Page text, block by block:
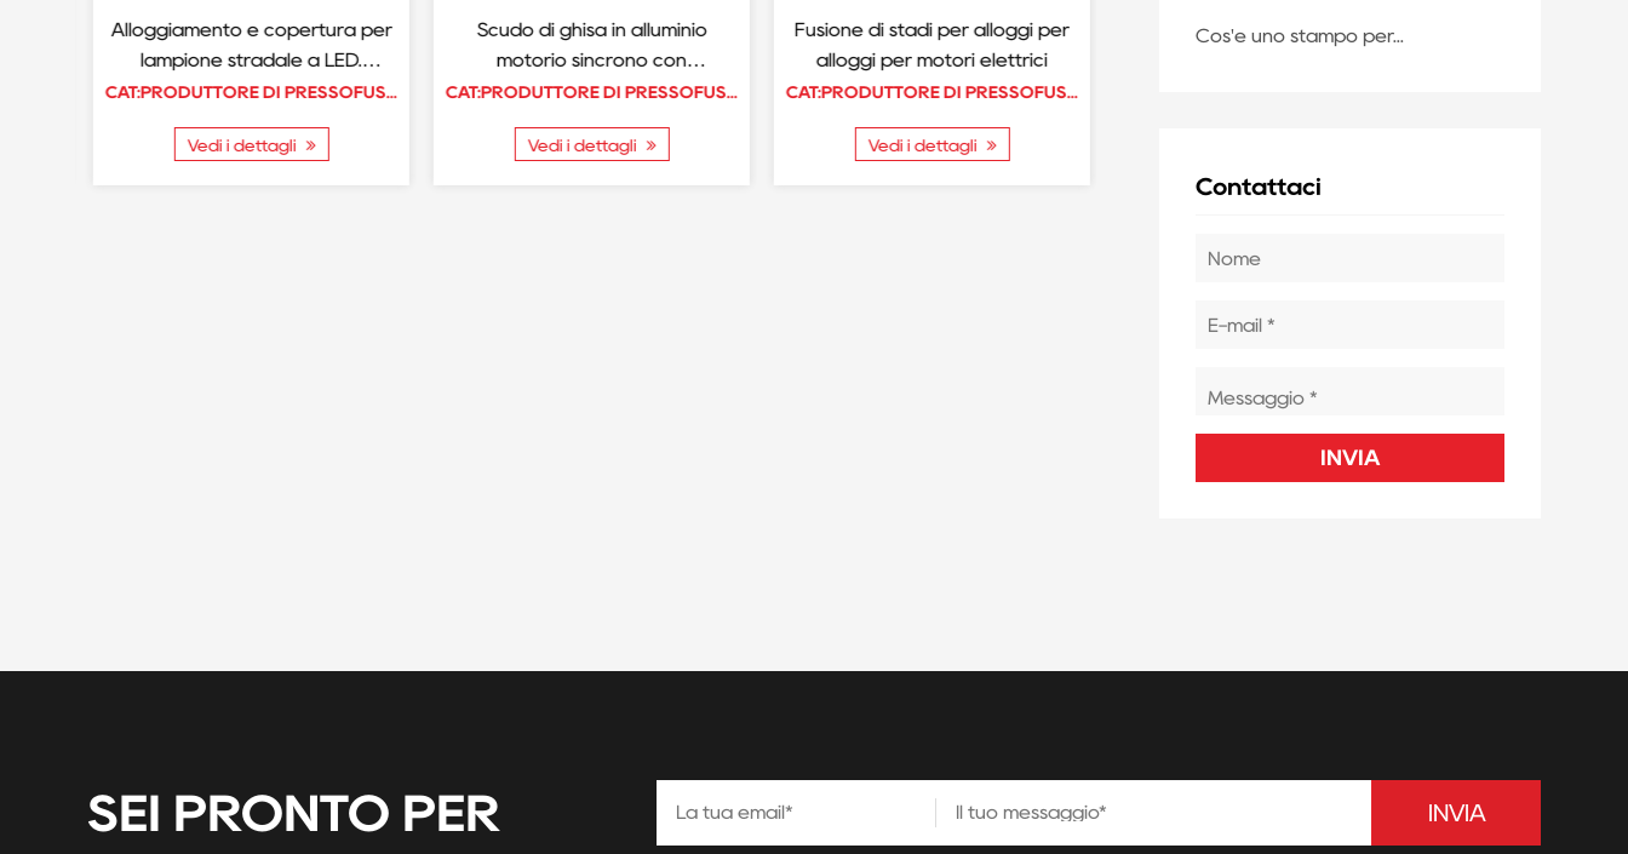
Alloggiamento e copertura per
lampione stradale a LED.
Fusione in alluminio ad alta
CAT:PRODUTTORE DI PRESSOFUSIONE DI FANALI STRADALI/LUCI A LED
Vedi i dettagli
Scudo di ghisa in alluminio
motorio sincrono con
rivestimento in polvere
CAT:PRODUTTORE DI PRESSOFUSIONE DI PARTI PER MOTORE
Vedi i dettagli
Fusione di stadi per alloggi per
alloggi per motori elettrici
CAT:PRODUTTORE DI PRESSOFUSIONE DI PARTI PER MOTORE
Vedi i dettagli
Operatore di porte industriali o
Cos'è uno stampo per...
Contattaci
SEI PRONTO PER
INVIA